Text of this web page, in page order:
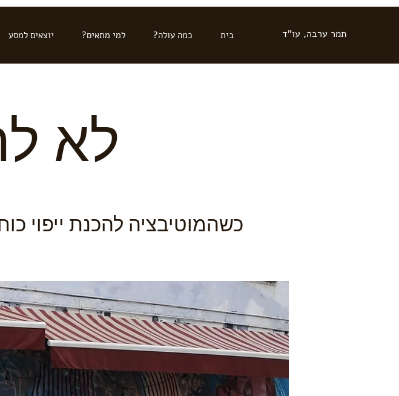
בית כמה עולה? למי מתאים? יוצאים למסע תמר ערבה, עו"ד
לא
כשהמוטיבציה להכנת ייפוי